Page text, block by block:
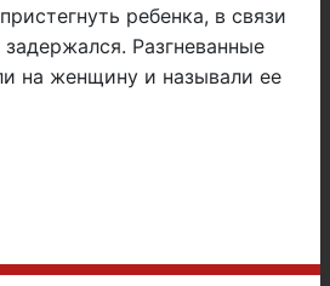
ребенка, в связи
Разгневанные
на женщину и называли ее